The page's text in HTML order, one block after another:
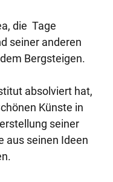
die Tage
seiner anderen
Bergsteigen.
absolviert hat,
Künste in
seiner
aus seinen Ideen